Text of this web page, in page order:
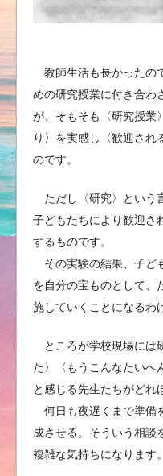
教師生活も長かったの
めの研究授業に付き合わ
が、そもそも〈研究授業
り〉を実感し〈歓迎され
のです。
ただし〈研究〉という
子どもたちにより歓迎さ
するものです。
その実験の結果、子ど
を自分の宝ものとして、
施していくことになるわ
ところが学校現場には
た〉〈もうこんなたいへ
と感じる先生たちがどれ
何日も夜遅くまで準備
成させる。そういう相談
複雑な気持ちになります。